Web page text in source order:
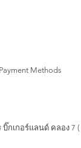
Methods
บิ๊กเกอร์แลนด์ คลอง 7